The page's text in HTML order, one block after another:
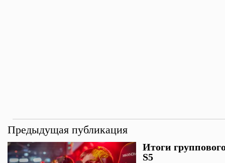
Предыдущая публикация
Итоги
S5